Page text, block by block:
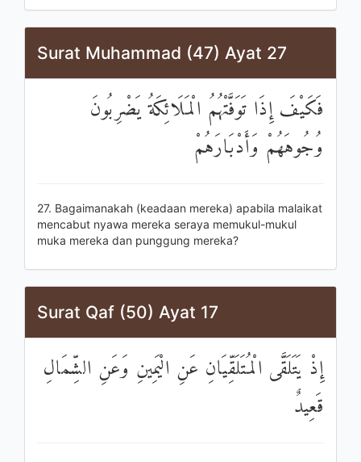
Surat Muhammad (47) Ayat 27
فَكَيْفَ إِذَا تَوَفَّتْهُمُ الْمَلَائِكَةُ يَضْرِبُونَ
وُجُوهَهُمْ وَأَدْبَارَهُمْ
27. Bagaimanakah (keadaan mereka) apabila malaikat
mencabut nyawa mereka seraya memukul-mukul
muka mereka dan punggung mereka?
Surat Qaf (50) Ayat 17
إِذْ يَتَلَقَّى الْمُتَلَقِّيَانِ عَنِ الْيَمِينِ وَعَنِ الشِّمَالِ
قَعِيدٌ